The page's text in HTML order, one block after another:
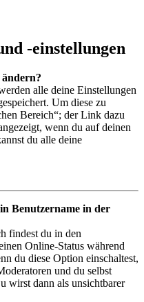
-einstellungen
alle deine Einstellungen
Um diese zu
Bereich“; der Link dazu
wenn du auf deinen
du alle deine
Benutzername in der
findest du in den
Online-Status während
du diese Option einschaltest,
und du selbst
wirst dann als unsichtbarer